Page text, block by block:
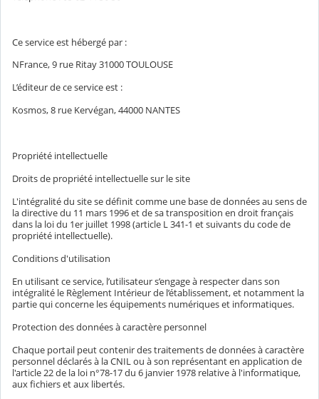
Ce service est hébergé par :
NFrance, 9 rue Ritay 31000 TOULOUSE
L’éditeur de ce service est :
Kosmos, 8 rue Kervégan, 44000 NANTES
Propriété intellectuelle
Droits de propriété intellectuelle sur le site
L'intégralité du site se définit comme une base de données au sens de
la directive du 11 mars 1996 et de sa transposition en droit français
dans la loi du 1er juillet 1998 (article L 341-1 et suivants du code de
propriété intellectuelle).
Conditions d'utilisation
En utilisant ce service, l’utilisateur s’engage à respecter dans son
intégralité le Règlement Intérieur de l’établissement, et notamment la
partie qui concerne les équipements numériques et informatiques.
Protection des données à caractère personnel
Chaque portail peut contenir des traitements de données à caractère
personnel déclarés à la CNIL ou à son représentant en application de
l'article 22 de la loi n°78-17 du 6 janvier 1978 relative à l'informatique,
aux fichiers et aux libertés.